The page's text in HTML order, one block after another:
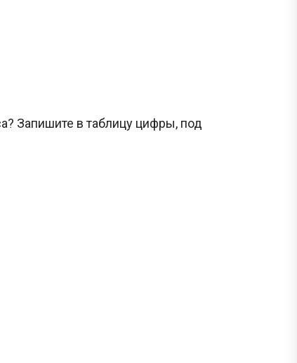
Запишите в таблицу цифры, под